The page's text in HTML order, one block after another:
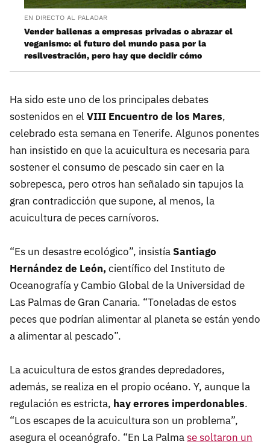
EN DIRECTO AL PALADAR
Vender ballenas a empresas privadas o abrazar el
veganismo: el futuro del mundo pasa por la
resilvestración, pero hay que decidir cómo
Ha sido este uno de los principales debates
sostenidos en el VIII Encuentro de los Mares,
celebrado esta semana en Tenerife. Algunos ponentes
han insistido en que la acuicultura es necesaria para
sostener el consumo de pescado sin caer en la
sobrepesca, pero otros han señalado sin tapujos la
gran contradicción que supone, al menos, la
acuicultura de peces carnívoros.
“Es un desastre ecológico”, insistía Santiago
Hernández de León,científico del Instituto de
Oceanografía y Cambio Global de la Universidad de
Las Palmas de Gran Canaria. “Toneladas de estos
peces que podrían alimentar al planeta se están yendo
a alimentar al pescado”.
La acuicultura de estos grandes depredadores,
además, se realiza en el propio océano. Y, aunque la
regulación es estricta, hay errores imperdonables.
“Los escapes de la acuicultura son un problema”,
asegura el oceanógrafo. “En La Palmase soltaron un